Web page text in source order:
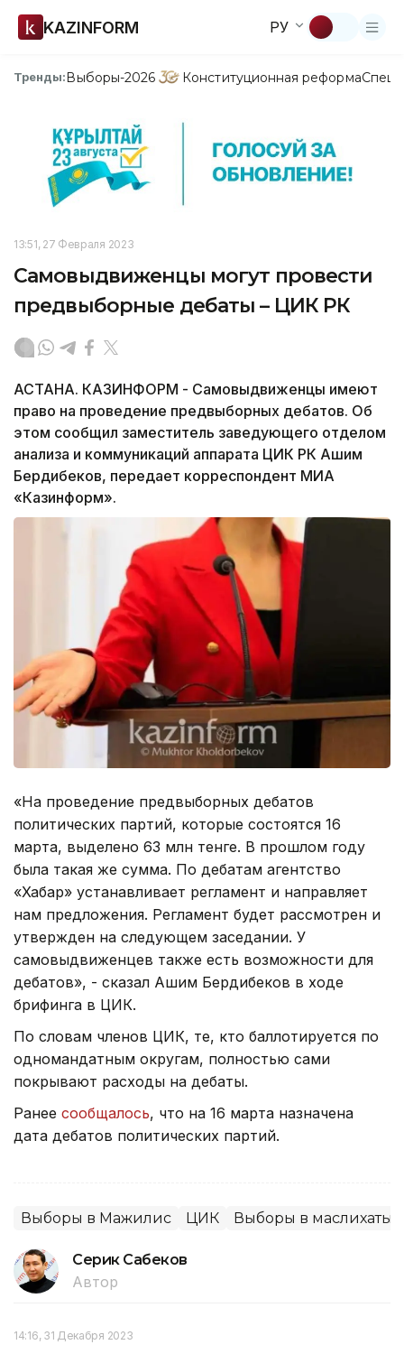
KAZINFORM РУ
Тренды:Выборы-2026 Конституционная реформа
13:51, 27 Февраля 2023
Самовыдвиженцы могут провести
предвыборные дебаты – ЦИК РК
АСТАНА. КАЗИНФОРМ - Самовыдвиженцы имеют
право на проведение предвыборных дебатов. Об
этом сообщил заместитель заведующего отделом
анализа и коммуникаций аппарата ЦИК РК Ашим
Бердибеков, передает корреспондент МИА
«Казинформ».
«На проведение предвыборных дебатов
политических партий, которые состоятся 16
марта, выделено 63 млн тенге. В прошлом году
была такая же сумма. По дебатам агентство
«Хабар» устанавливает регламент и направляет
нам предложения. Регламент будет рассмотрен и
утвержден на следующем заседании. У
самовыдвиженцев также есть возможности для
дебатов», - сказал Ашим Бердибеков в ходе
брифинга в ЦИК.
По словам членов ЦИК, те, кто баллотируется по
одномандатным округам, полностью сами
покрывают расходы на дебаты.
Ранее сообщалось, что на 16 марта назначена
дата дебатов политических партий.
Выборы в Мажилис ЦИК Выборы в маслихаты-
Серик Сабеков
Автор
14:16, 31 Декабря 2023